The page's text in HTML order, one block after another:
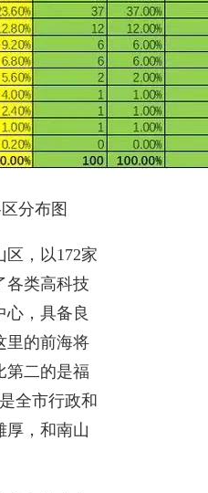
分布图
，以172家
各类高科技
心，具备良
里的前海将
第二的是福
全市行政和
厚，和南山